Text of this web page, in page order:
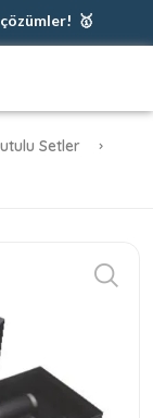
çözümler! 🥇
🥇
Setler